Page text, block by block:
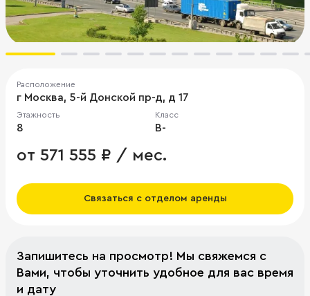
Расположение
г Москва, 5-й Донской пр-д, д 17
Этажность
8
Класс
B-
от 571 555 ₽ / мес.
Связаться с отделом аренды
Запишитесь на просмотр! Мы свяжемся с
Вами, чтобы уточнить удобное для вас время
и дату